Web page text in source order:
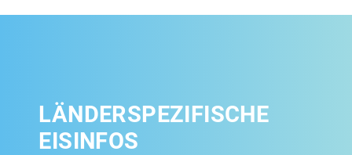
LÄNDERSPEZIFISCHE
EISINFOS